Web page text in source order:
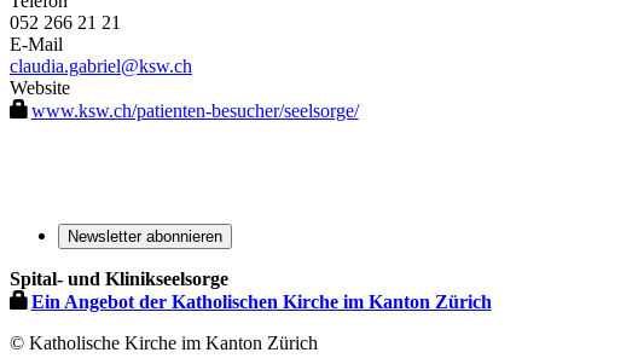
052 266 21 21
E-Mail
claudia.gabriel@ksw.ch
Website
www.ksw.ch/patienten-besucher/seelsorge/
Newsletter abonnieren
Spital- und Klinikseelsorge
Ein Angebot der Katholischen Kirche im Kanton Zürich
© Katholische Kirche im Kanton Zürich